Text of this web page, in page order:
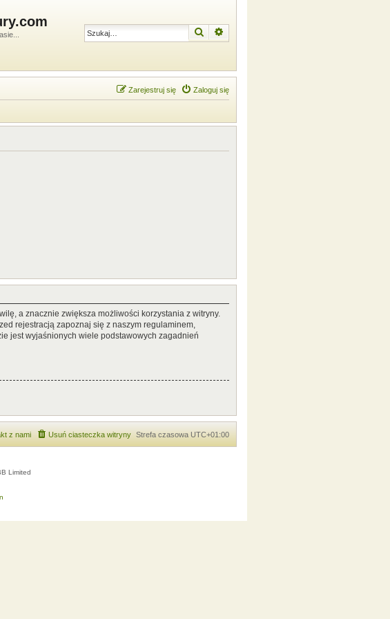
Szukaj
Zaloguj się
Zarejestruj się
a znacznie zwiększa możliwości korzystania z witryny.
rejestracją zapoznaj się z naszym regulaminem,
jest wyjaśnionych wiele podstawowych zagadnień
Strefa czasowa UTC+01:00
Usuń ciasteczka witryny
z nami
Limited